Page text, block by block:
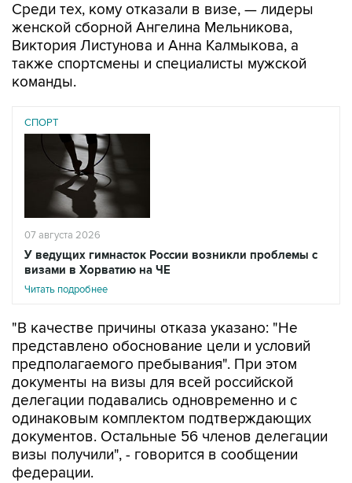
Среди тех, кому отказали в визе, — лидеры
женской сборной Ангелина Мельникова,
Виктория Листунова и Анна Калмыкова, а
также спортсмены и специалисты мужской
команды.
СПОРТ
07 августа 2026
У ведущих гимнасток России возникли проблемы с
визами в Хорватию на ЧЕ
Читать подробнее
"В качестве причины отказа указано: "Не
представлено обоснование цели и условий
предполагаемого пребывания". При этом
документы на визы для всей российской
делегации подавались одновременно и с
одинаковым комплектом подтверждающих
документов. Остальные 56 членов делегации
визы получили", - говорится в сообщении
федерации.